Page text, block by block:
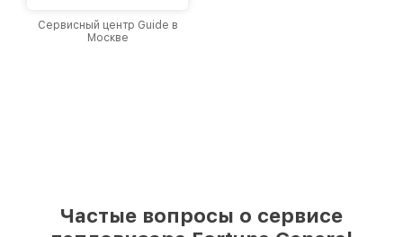
Сервисный центр Guide в
Москве
Частые вопросы о сервисе